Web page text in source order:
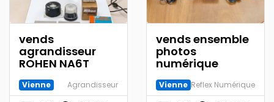
vends
agrandisseur
ROHEN NA6T
Vienne Agrandisseur
vends ensemble
photos
numérique
Vienne Reflex Numérique